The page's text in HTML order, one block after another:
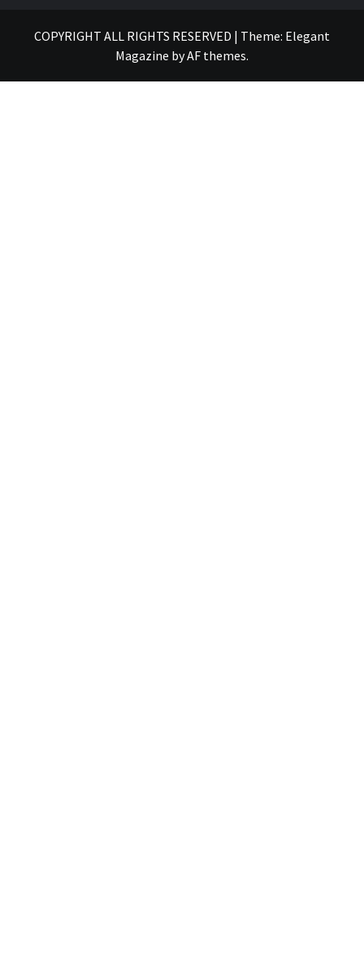
COPYRIGHT ALL RIGHTS RESERVED | Theme: Elegant
Magazine byAF themes.